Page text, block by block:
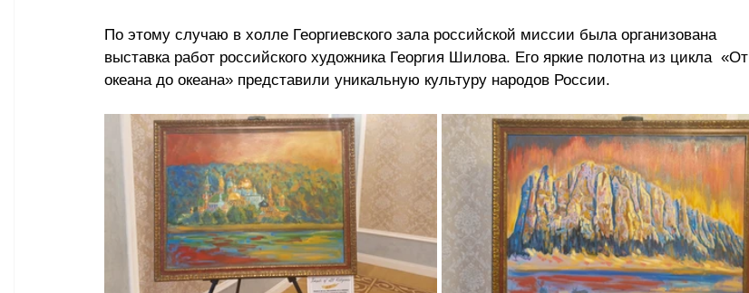
По этому случаю в холле Георгиевского зала российской миссии была организована
выставка работ российского художника Георгия Шилова. Его яркие полотна из цикла  «От
океана до океана» представили уникальную культуру народов России.